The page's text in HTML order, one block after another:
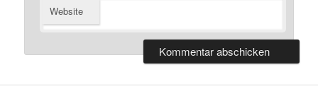
Website